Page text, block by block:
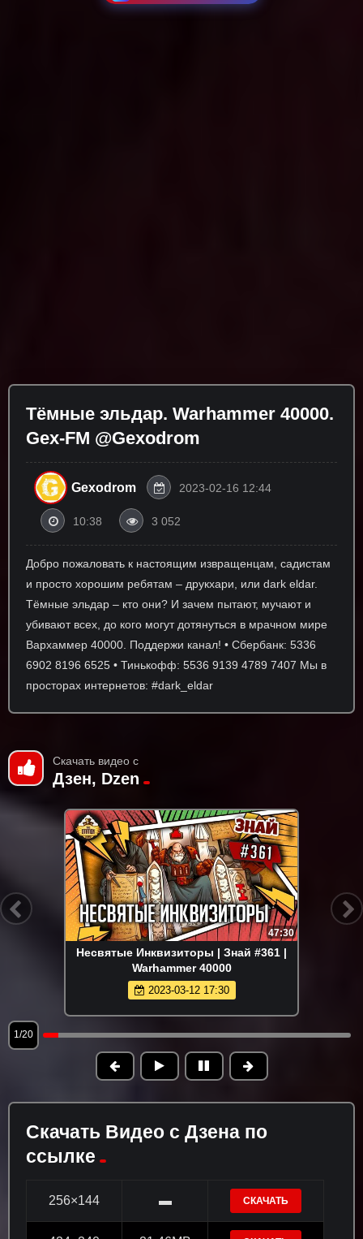
Тёмные эльдар. Warhammer 40000.
Gex-FM @Gexodrom ​
Gexodrom 2023-02-16 12:44
10:38 3 052
Добро пожаловать к настоящим извращенцам, садистам
и просто хорошим ребятам – друкхари, или dark eldar.
Тёмные эльдар – кто они? И зачем пытают, мучают и
убивают всех, до кого могут дотянуться в мрачном мире
Вархаммер 40000. Поддержи канал! • Сбербанк: 5336
6902 8196 6525 • Тинькофф: 5536 9139 4789 7407 Мы в
просторах интернетов: #dark_eldar
Скачать видео с
Дзен, Dzen
47:30
Несвятые Инквизиторы | Знай #361 |
Warhammer 40000
2023-03-12 17:30
1/20
Скачать Видео с Дзена по
ссылке
256×144 ▬ СКАЧАТЬ